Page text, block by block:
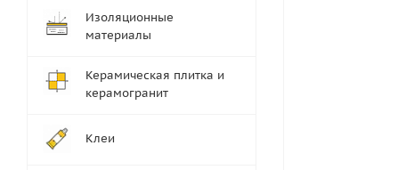
Изоляционные
материалы
Керамическая плитка и
керамогранит
Клеи